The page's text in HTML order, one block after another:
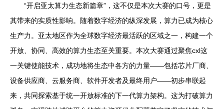
“开启亚太算力生态新篇章”，这不仅是本次大赛的口号，更是
其带来的实质性影响。随着数字经济的纵深发展，算力已成为核心
生产力。亚太地区作为全球数字经济最活跃的区域之一，构建一个
开放、协同、高效的算力生态至关重要。本次大赛通过聚焦cxl这
一关键使能技术，成功地将生态中各方的力量——包括芯片厂商、
设备供应商、云服务商、软件开发者及最终用户——初步串联起
来，共同探索基于统一开放标准的下一代算力架构。这为打破算力